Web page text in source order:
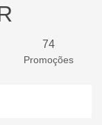
74
Promoções